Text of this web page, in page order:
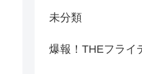
未分類
爆報！THEフライ